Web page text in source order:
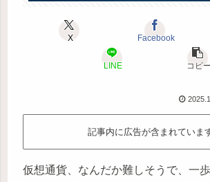
X Facebook
LINE コピー
記事内に広告が含まれています
仮想通貨、なんだか難しそうで、一